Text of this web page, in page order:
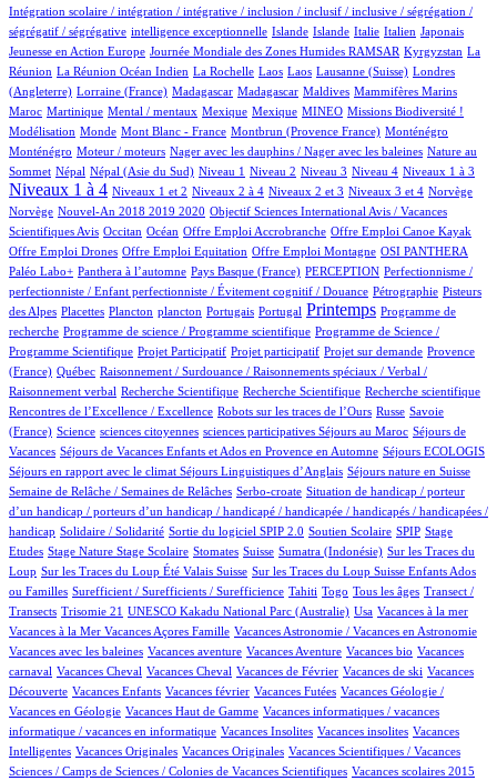
Intégration scolaire / intégration / intégrative / inclusion / inclusif / inclusive / ségrégation /
ségrégatif / ségrégative
1/903 intelligence exceptionnelle
14/903 Islande
13/903 Islande
9/903 Italie
66/903 Italien
5/903 Japonais
2/903
Jeunesse en Action Europe
5/903 Journée Mondiale des Zones Humides RAMSAR
74/903 Kyrgyzstan
6/903
La
Réunion
5/903 La Réunion Océan Indien
1/903 La Rochelle
1/903 Laos
1/903 Laos
4/903 Lausanne (Suisse)
61/903
Londres
(Angleterre)
2/903 Lorraine (France)
10/903 Madagascar
10/903 Madagascar
3/903 Maldives
1/903 Mammifères Marins
10/903
Maroc
12/903Martinique
2/903 Mental / mentaux
2/903 Mexique
2/903 Mexique
38/903 MINEO
41/903 Missions Biodiversité !
1/903
Modélisation
3/903 Monde
1/903 Mont Blanc - France
9/903 Montbrun (Provence France)
16/903 Monténégro
16/903
Monténégro
2/903 Moteur / moteurs
2/903 Nager avec les dauphins / Nager avec les baleines
3/903
Nature au
Sommet
17/903Népal
17/903 Népal (Asie du Sud)
13/903 Niveau 1
15/903 Niveau 2
12/903 Niveau 3
92/903 Niveau 4
97/903 Niveaux 1 à 3
405/903
Niveaux 1 à 4
13/903 Niveaux 1 et 2
68/903 Niveaux 2 à 4
14/903 Niveaux 2 et 3
164/903 Niveaux 3 et 4
3/903 Norvège
3/903
Norvège
13/903 Nouvel-An 2018 2019 2020
1/903
Objectif Sciences International Avis / Vacances
Scientifiques Avis
7/903 Occitan
153/903 Océan
1/903 Offre Emploi Accrobranche
1/903 Offre Emploi Canoe Kayak
1/903
Offre Emploi Drones
1/903 Offre Emploi Equitation
1/903 Offre Emploi Montagne
83/903 OSI PANTHERA
90/903
Paléo Labo+
82/903 Panthera à l’automne
5/903 Pays Basque (France)
48/903 PERCEPTION
1/903
Perfectionnisme /
perfectionniste / Enfant perfectionniste / Évitement cognitif / Douance
9/903 Pétrographie
6/903
Pisteurs
des Alpes
3/903 Placettes
1/903 Plancton
1/903 plancton
12/903 Portugais
2/903 Portugal
406/903 Printemps
1/903
Programme de
recherche
1/903 Programme de science / Programme scientifique
2/903
Programme de Science /
Programme Scientifique
1/903 Projet Participatif
1/903 Projet participatif
16/903 Projet sur demande
73/903
Provence
(France)
6/903 Québec
1/903
Raisonnement / Surdouance / Raisonnements spéciaux / Verbal /
Raisonnement verbal
1/903 Recherche Scientifique
1/903 Recherche Scientifique
1/903 Recherche scientifique
1/903
Rencontres de l’Excellence / Excellence
4/903 Robots sur les traces de l’Ours
74/903 Russe
5/903
Savoie
(France)
10/903Science
1/903 sciences citoyennes
1/903 sciences participatives
3/903 Séjours au Maroc
72/903
Séjours de
Vacances
64/903 Séjours de Vacances Enfants et Ados en Provence en Automne
3/903 Séjours ECOLOGIS
22/903
Séjours en rapport avec le climat
81/903 Séjours Linguistiques d’Anglais
9/903 Séjours nature en Suisse
72/903
Semaine de Relâche / Semaines de Relâches
16/903 Serbo-croate
2/903
Situation de handicap / porteur
d’un handicap / porteurs d’un handicap / handicapé / handicapée / handicapés / handicapées /
handicap
2/903 Solidaire / Solidarité
3/903 Sortie du logiciel SPIP 2.0
59/903 Soutien Scolaire
3/903 SPIP
1/903
Stage
Etudes
1/903Stage Nature
10/903 Stage Scolaire
1/903 Stomates
141/903 Suisse
7/903 Sumatra (Indonésie)
2/903
Sur les Traces du
Loup
8/903Sur les Traces du Loup Été Valais Suisse
6/903
Sur les Traces du Loup Suisse Enfants Ados
ou Familles
2/903 Surefficient / Surefficients / Surefficience
32/903 Tahiti
6/903 Togo
12/903 Tous les âges
72/903
Transect /
Transects
2/903 Trisomie 21
1/903 UNESCO Kakadu National Parc (Australie)
16/903 Usa
1/903 Vacances à la mer
1/903
Vacances à la Mer
1/903 Vacances Açores Famille
29/903 Vacances Astronomie / Vacances en Astronomie
1/903
Vacances avec les baleines
1/903 Vacances aventure
10/903 Vacances Aventure
2/903 Vacances bio
1/903
Vacances
carnaval
79/903Vacances Cheval
1/903 Vacances Cheval
19/903 Vacances de Février
1/903 Vacances de ski
1/903
Vacances
Découverte
28/903 Vacances Enfants
1/903 Vacances février
2/903 Vacances Futées
28/903
Vacances Géologie /
Vacances en Géologie
1/903 Vacances Haut de Gamme
1/903
Vacances informatiques / vacances
informatique / vacances en informatique
1/903 Vacances Insolites
1/903 Vacances insolites
1/903
Vacances
Intelligentes
2/903 Vacances Originales
1/903 Vacances Originales
10/903
Vacances Scientifiques / Vacances
Sciences / Camps de Sciences / Colonies de Vacances Scientifiques
1/903 Vacances scolaires 2015
1/903